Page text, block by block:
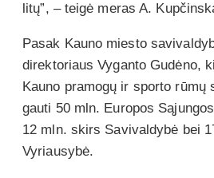
litų”, – teigė meras A.
Pasak Kauno miesto
direktoriaus Vyganto Gudėno,
Kauno pramogų ir sporto rūmų
gauti 50 mln. Europos
12 mln. skirs Savivaldybė bei
Vyriausybė.